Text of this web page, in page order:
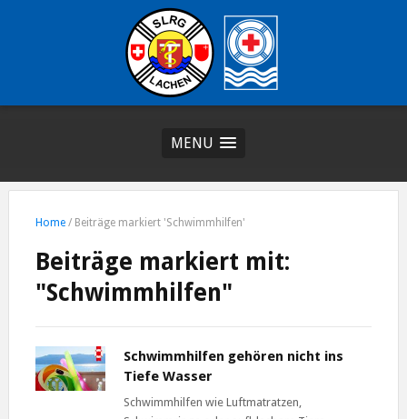
MENU
Home / Beiträge markiert 'Schwimmhilfen'
Beiträge markiert mit:
"Schwimmhilfen"
Schwimmhilfen gehören nicht ins
Tiefe Wasser
Schwimmhilfen wie Luftmatratzen,